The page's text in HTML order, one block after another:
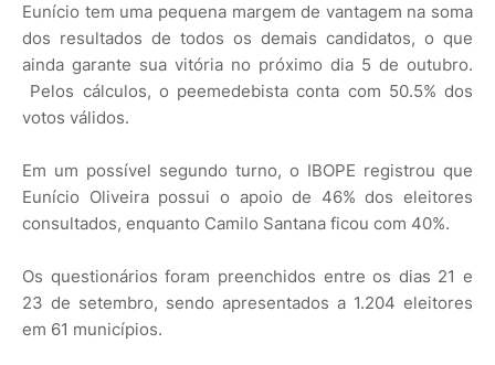
Eunício tem uma pequena margem de vantagem na soma
dos resultados de todos os demais candidatos, o que
ainda garante sua vitória no próximo dia 5 de outubro.
Pelos cálculos, o peemedebista conta com 50.5% dos
votos válidos.
Em um possível segundo turno, o IBOPE registrou que
Eunício Oliveira possui o apoio de 46% dos eleitores
consultados, enquanto Camilo Santana ficou com 40%.
Os questionários foram preenchidos entre os dias 21 e
23 de setembro, sendo apresentados a 1.204 eleitores
em 61 municípios.